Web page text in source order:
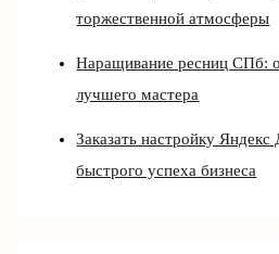
торжественной атмосферы
Наращивание ресниц СПб:
лучшего мастера
Заказать настройку
быстрого успеха бизнеса